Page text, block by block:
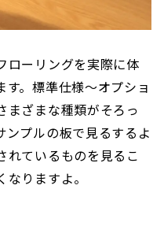
ローリングを実際に体
。標準仕様〜オプショ
まざまな種類がそろっ
ンプルの板で見るするよ
れているものを見るこ
りますよ。